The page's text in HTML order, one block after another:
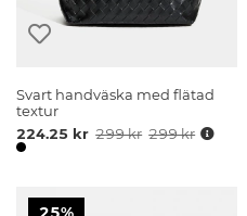
Svart handväska med flätad
textur
224.25 kr 299 kr 299 kr